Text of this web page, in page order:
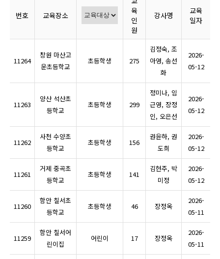
번호 교육장소
육
인
원
강사명
교육
일자
11264
창원 마산고
운초등학교
초등학생 275
김정숙, 조
아영, 송선
화
2026-
05-12
11263
양산 석산초
등학교
초등학생 299
정미나, 임
근영, 장정
인, 오은선
2026-
05-12
11262
사천 수양초
등학교
초등학생 156
권윤하, 권
도희
2026-
05-12
11261
거제 중곡초
등학교
초등학생 141
김현주, 박
미정
2026-
05-12
11260
함안 칠서초
등학교
초등학생 46 장정옥
2026-
05-11
11259
함안 칠서어
린이집
어린이 17 장정옥
2026-
05-11